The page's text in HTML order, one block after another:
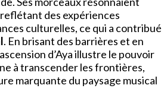
des expériences
culturelles, ce qui a contribué
. En brisant des barrières et en
d’Aya illustre le pouvoir
à transcender les frontières,
marquante du paysage musical